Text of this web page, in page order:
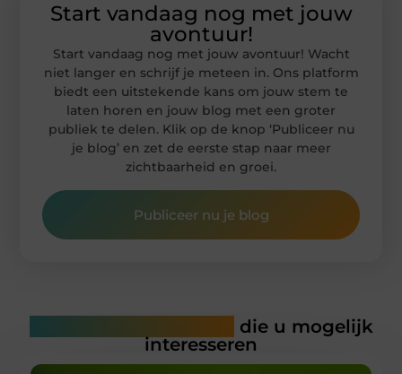
Start vandaag nog met jouw
avontuur!
Start vandaag nog met jouw avontuur! Wacht
niet langer en schrijf je meteen in. Ons platform
biedt een uitstekende kans om jouw stem te
laten horen en jouw blog met een groter
publiek te delen. Klik op de knop ‘Publiceer nu
je blog’ en zet de eerste stap naar meer
zichtbaarheid en groei.
Publiceer nu je blog
die u mogelijk
interesseren